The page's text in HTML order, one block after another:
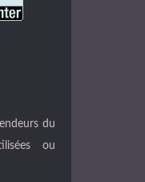
du
ou